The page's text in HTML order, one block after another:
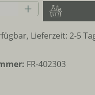
Gib
Lieferzeit: 2-5
FR-402303